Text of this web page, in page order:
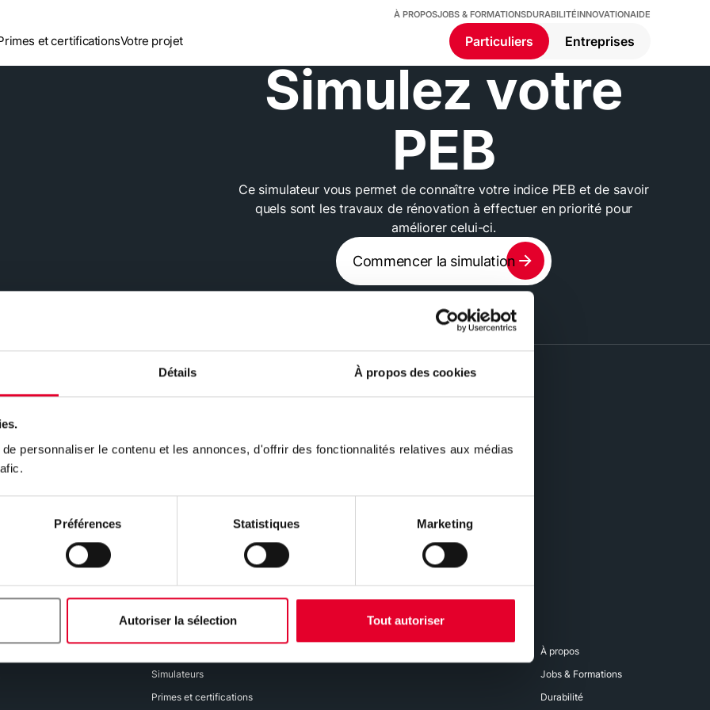
Détails À propos des cookies
personnaliser le contenu et les annonces, d'offrir des fonctionnalités relatives aux médias
Préférences Statistiques Marketing
Autoriser la sélection Tout autoriser
À PROPOSJOBS & FORMATIONSDURABILITÉINNOVATIONAIDE
et certificationsVotre projet Particuliers Entreprises
Simulez votre
PEB
Ce simulateur vous permet de connaître votre indice PEB et de savoir
quels sont les travaux de rénovation à effectuer en priorité pour
améliorer celui-ci.
Commencer la simulation
Simulateurs
Primes et certifications
À propos
Jobs & Formations
Durabilité